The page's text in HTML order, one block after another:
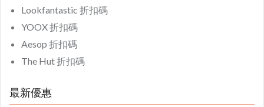
Lookfantastic 折扣碼
YOOX 折扣碼
Aesop 折扣碼
The Hut 折扣碼
最新優惠